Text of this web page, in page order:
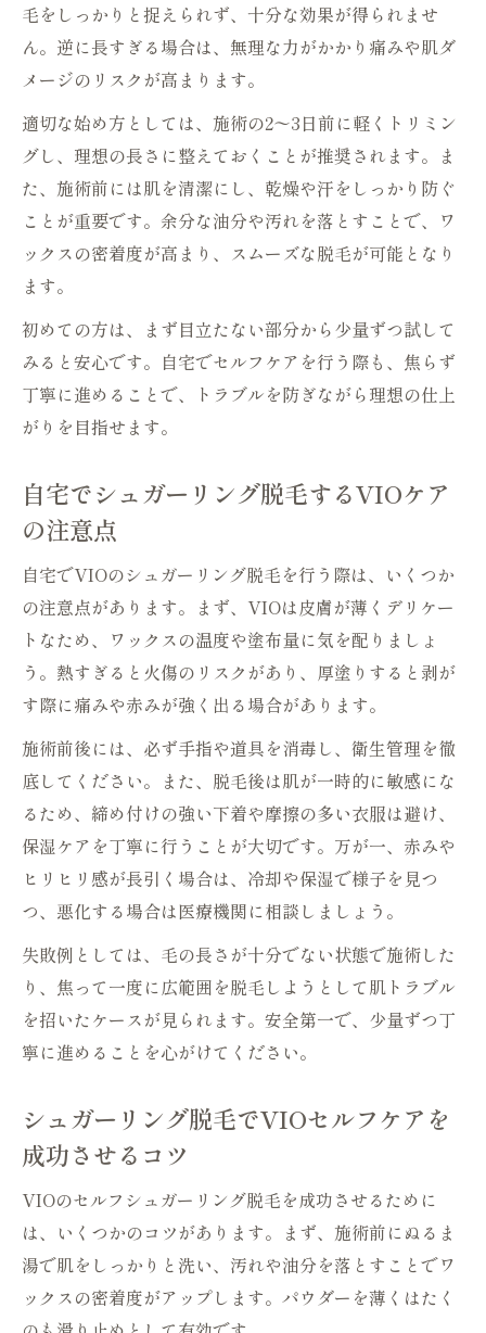
毛をしっかりと捉えられず、十分な効果が得られませ
ん。逆に長すぎる場合は、無理な力がかかり痛みや肌ダ
メージのリスクが高まります。
適切な始め方としては、施術の2〜3日前に軽くトリミン
グし、理想の長さに整えておくことが推奨されます。ま
た、施術前には肌を清潔にし、乾燥や汗をしっかり防ぐ
ことが重要です。余分な油分や汚れを落とすことで、ワ
ックスの密着度が高まり、スムーズな脱毛が可能となり
ます。
初めての方は、まず目立たない部分から少量ずつ試して
みると安心です。自宅でセルフケアを行う際も、焦らず
丁寧に進めることで、トラブルを防ぎながら理想の仕上
がりを目指せます。
自宅でシュガーリング脱毛するVIOケア
の注意点
自宅でVIOのシュガーリング脱毛を行う際は、いくつか
の注意点があります。まず、VIOは皮膚が薄くデリケー
トなため、ワックスの温度や塗布量に気を配りましょ
う。熱すぎると火傷のリスクがあり、厚塗りすると剥が
す際に痛みや赤みが強く出る場合があります。
施術前後には、必ず手指や道具を消毒し、衛生管理を徹
底してください。また、脱毛後は肌が一時的に敏感にな
るため、締め付けの強い下着や摩擦の多い衣服は避け、
保湿ケアを丁寧に行うことが大切です。万が一、赤みや
ヒリヒリ感が長引く場合は、冷却や保湿で様子を見つ
つ、悪化する場合は医療機関に相談しましょう。
失敗例としては、毛の長さが十分でない状態で施術した
り、焦って一度に広範囲を脱毛しようとして肌トラブル
を招いたケースが見られます。安全第一で、少量ずつ丁
寧に進めることを心がけてください。
シュガーリング脱毛でVIOセルフケアを
成功させるコツ
VIOのセルフシュガーリング脱毛を成功させるために
は、いくつかのコツがあります。まず、施術前にぬるま
湯で肌をしっかりと洗い、汚れや油分を落とすことでワ
ックスの密着度がアップします。パウダーを薄くはたく